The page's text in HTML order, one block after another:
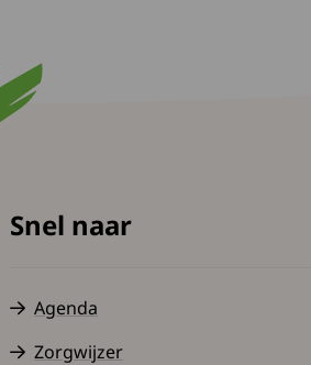
Snel naar
Agenda
Zorgwijzer